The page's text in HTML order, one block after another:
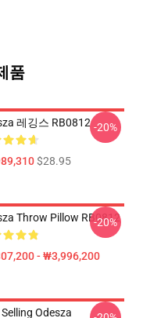
품
레깅스 RB0812
$28.95
-20%
Throw Pillow RB0812
- ₩3,996,200
-20%
Odesza